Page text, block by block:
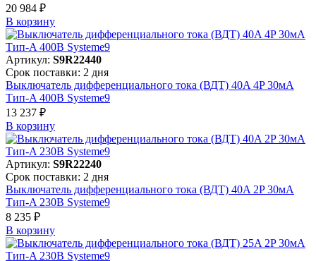
20 984 ₽
В корзинy
Артикул: S9R22440
Срок поставки: 2 дня
Выключатель дифференциального тока (ВДТ) 40A 4P 30мА
Тип-A 400В Systeme9
13 237 ₽
В корзинy
Артикул: S9R22240
Срок поставки: 2 дня
Выключатель дифференциального тока (ВДТ) 40A 2P 30мА
Тип-A 230В Systeme9
8 235 ₽
В корзинy